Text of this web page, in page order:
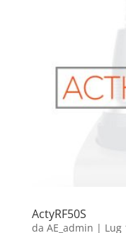
ActyRF50S
da AE_admin | Lug